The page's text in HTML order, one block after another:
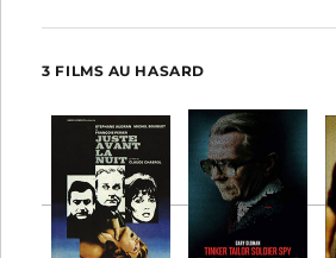
3 FILMS AU HASARD